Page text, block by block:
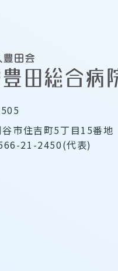
市住吉町5丁目15番地
21-2450(代表)